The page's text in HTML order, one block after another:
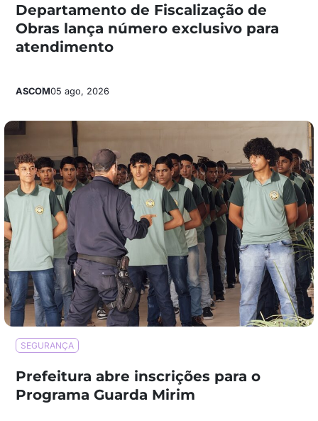
Departamento de Fiscalização de
Obras lança número exclusivo para
atendimento
ASCOM05 ago, 2026
SEGURANÇA
Prefeitura abre inscrições para o
Programa Guarda Mirim